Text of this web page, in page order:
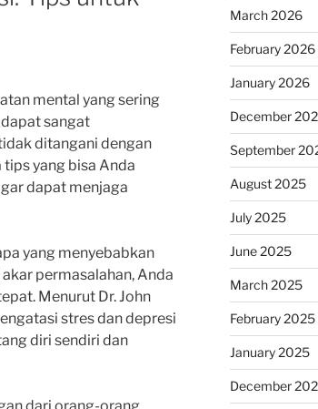
mental yang sering
sangat
ditangani dengan
yang bisa Anda
dapat menjaga
yang menyebabkan
permasalahan, Anda
Menurut Dr. John
stres dan depresi
diri sendiri dan
March 2026
February 2026
January 2026
December
September
August 2025
July 2025
June 2025
March 2025
February 2025
January 2025
December